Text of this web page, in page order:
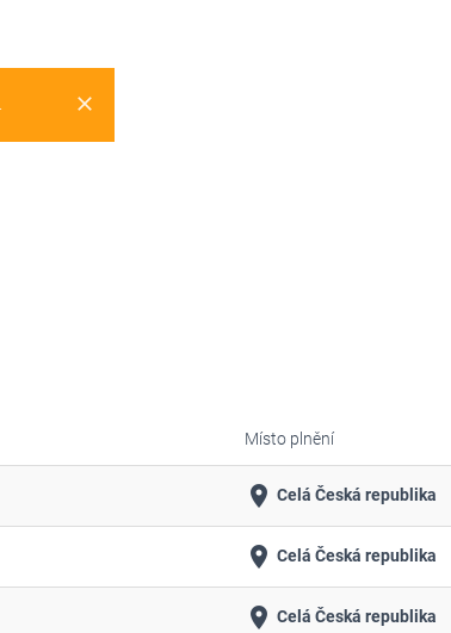
clear
Místo plnění
place Celá Česká republika
place Celá Česká republika
place Celá Česká republika